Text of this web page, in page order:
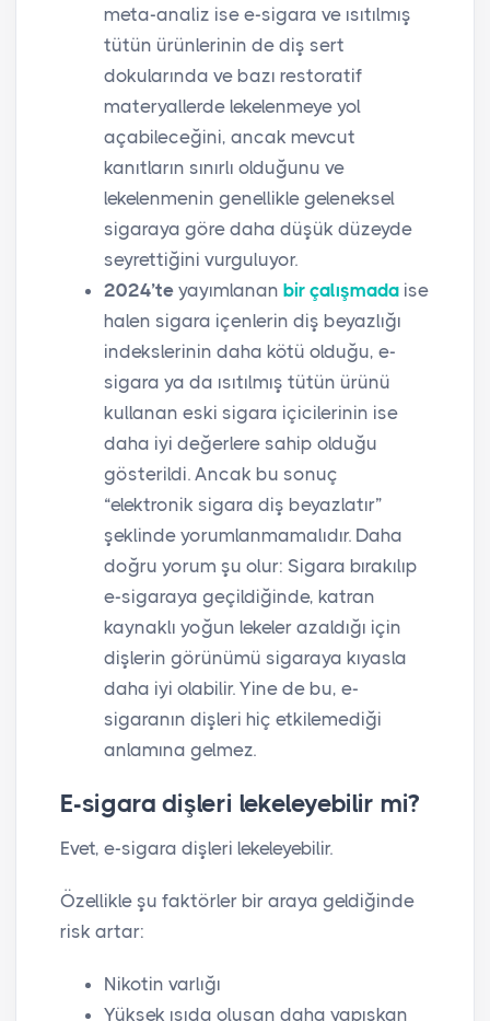
meta-analiz ise e-sigara ve ısıtılmış
tütün ürünlerinin de diş sert
dokularında ve bazı restoratif
materyallerde lekelenmeye yol
açabileceğini, ancak mevcut
kanıtların sınırlı olduğunu ve
lekelenmenin genellikle geleneksel
sigaraya göre daha düşük düzeyde
seyrettiğini vurguluyor.
2024’te yayımlanan bir çalışmada ise
halen sigara içenlerin diş beyazlığı
indekslerinin daha kötü olduğu, e-
sigara ya da ısıtılmış tütün ürünü
kullanan eski sigara içicilerinin ise
daha iyi değerlere sahip olduğu
gösterildi. Ancak bu sonuç
“elektronik sigara diş beyazlatır”
şeklinde yorumlanmamalıdır. Daha
doğru yorum şu olur: Sigara bırakılıp
e-sigaraya geçildiğinde, katran
kaynaklı yoğun lekeler azaldığı için
dişlerin görünümü sigaraya kıyasla
daha iyi olabilir. Yine de bu, e-
sigaranın dişleri hiç etkilemediği
anlamına gelmez.
E-sigara dişleri lekeleyebilir mi?
Evet, e-sigara dişleri lekeleyebilir.
Özellikle şu faktörler bir araya geldiğinde
risk artar:
Nikotin varlığı
Yüksek ısıda oluşan daha yapışkan